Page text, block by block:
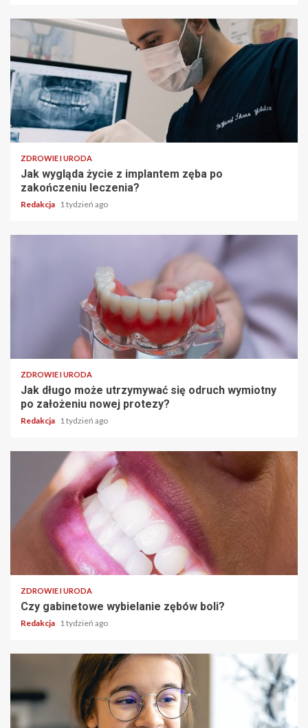
ZDROWIE I URODA
Jak wygląda życie z implantem zęba po
zakończeniu leczenia?
Redakcja 1 tydzień ago
ZDROWIE I URODA
Jak długo może utrzymywać się odruch wymiotny
po założeniu nowej protezy?
Redakcja 1 tydzień ago
ZDROWIE I URODA
Czy gabinetowe wybielanie zębów boli?
Redakcja 1 tydzień ago